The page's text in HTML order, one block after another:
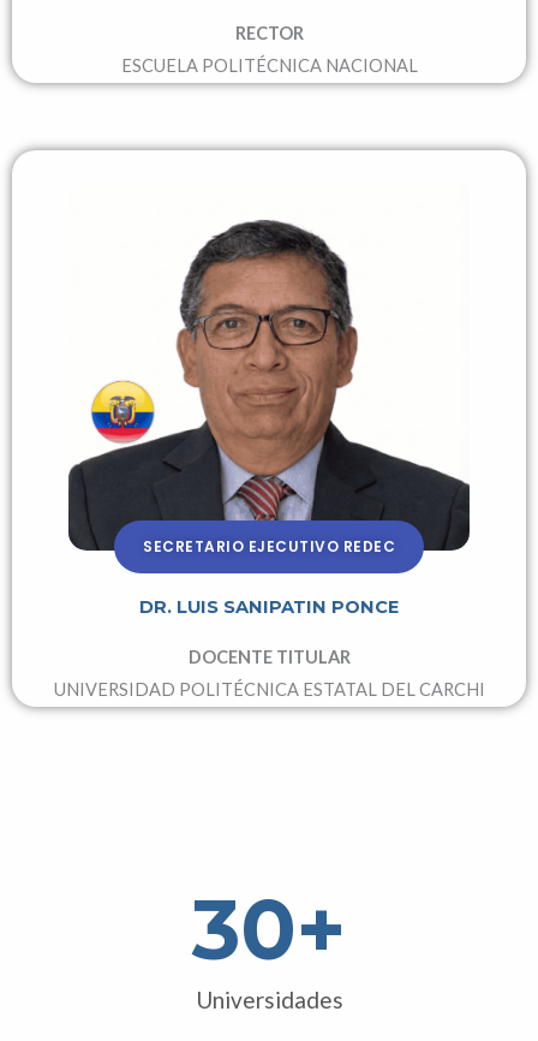
RECTOR
ESCUELA POLITÉCNICA NACIONAL
SECRETARIO EJECUTIVO REDEC
DR. LUIS SANIPATIN PONCE
DOCENTE TITULAR
UNIVERSIDAD POLITÉCNICA ESTATAL DEL CARCHI
Universidades
30+